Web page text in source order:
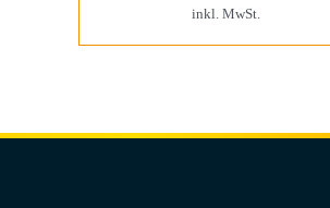
Preis
war:
inkl. MwSt.